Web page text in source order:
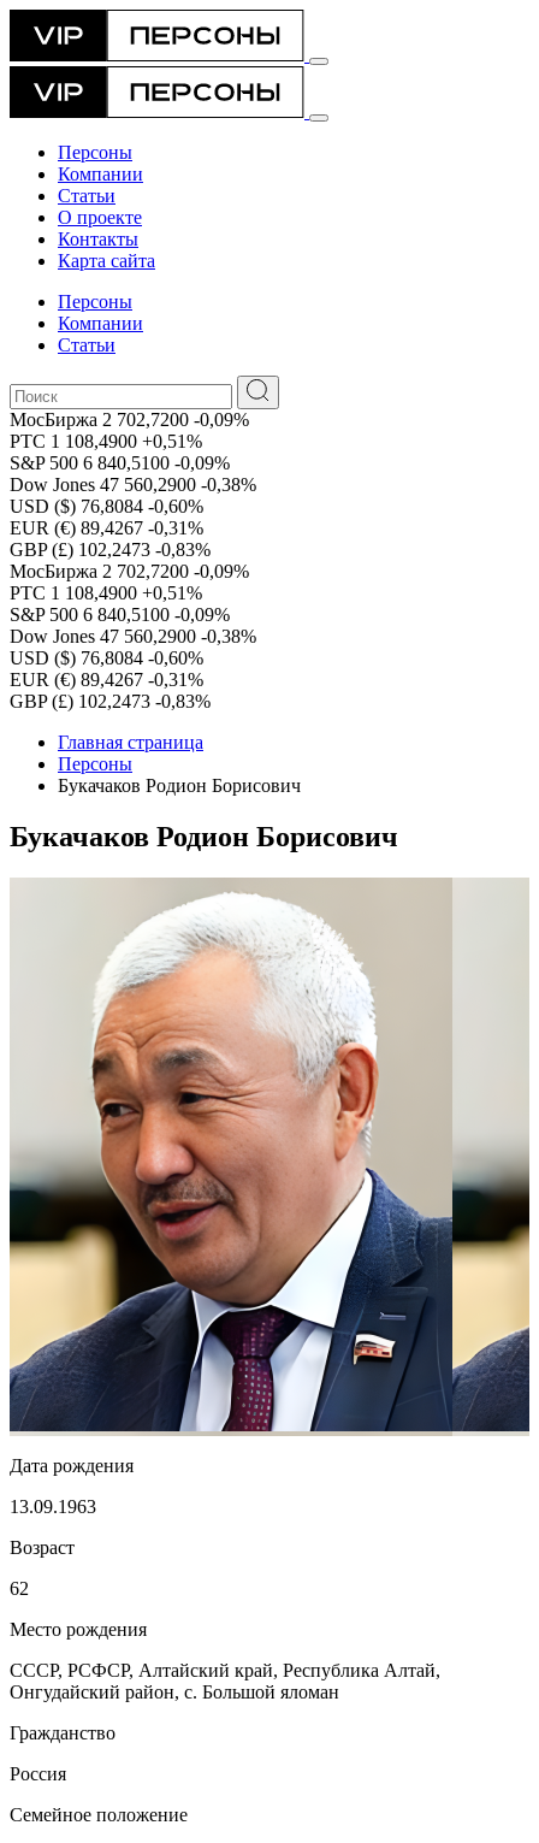
Персоны
Компании
Статьи
О проекте
Контакты
Карта сайта
Персоны
Компании
Статьи
МосБиржа 2 702,7200 -0,09%
РТС 1 108,4900 +0,51%
S&P 500 6 840,5100 -0,09%
Dow Jones 47 560,2900 -0,38%
USD ($) 76,8084 -0,60%
EUR (€) 89,4267 -0,31%
GBP (£) 102,2473 -0,83%
МосБиржа 2 702,7200 -0,09%
РТС 1 108,4900 +0,51%
S&P 500 6 840,5100 -0,09%
Dow Jones 47 560,2900 -0,38%
USD ($) 76,8084 -0,60%
EUR (€) 89,4267 -0,31%
GBP (£) 102,2473 -0,83%
Главная страница
Персоны
Букачаков Родион Борисович
Букачаков Родион Борисович
Дата рождения
13.09.1963
Возраст
62
Место рождения
СССР, РСФСР, Алтайский край, Республика Алтай,
Онгудайский район, с. Большой яломан
Гражданство
Россия
Семейное положение